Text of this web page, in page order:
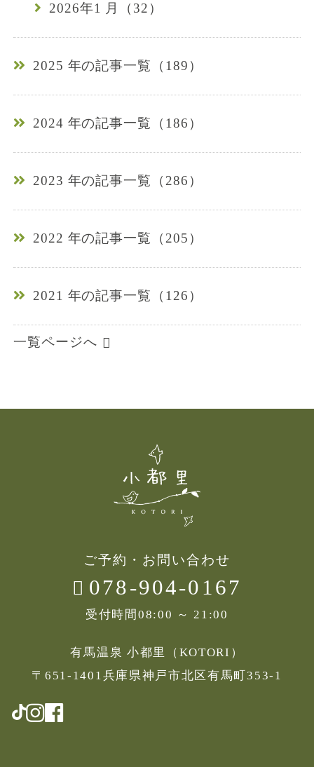
2026年1 月（32）
2025 年の記事一覧（189）
2024 年の記事一覧（186）
2023 年の記事一覧（286）
2022 年の記事一覧（205）
2021 年の記事一覧（126）
一覧ページへ
ご予約・お問い合わせ
078-904-0167
受付時間 08:00 ～ 21:00
有馬温泉 小都里（KOTORI）
〒651-1401兵庫県神戸市北区有馬町353-1